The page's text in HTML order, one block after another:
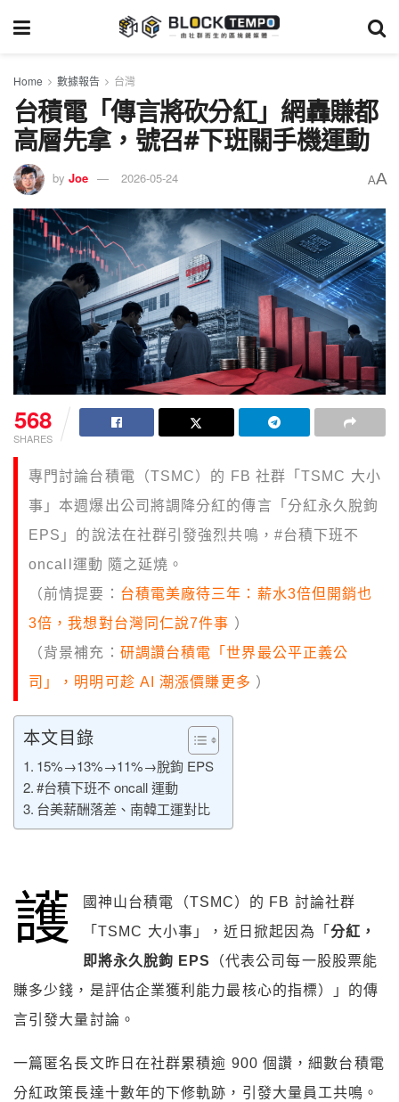
Home 數據報告 台灣
台積電「傳言將砍分紅」網轟賺都
高層先拿，號召#下班關手機運動
by Joe 2026-05-24 AA
568
SHARES
專門討論台積電（TSMC）的 FB 社群「TSMC 大小
事」本週爆出公司將調降分紅的傳言「分紅永久脫鉤
EPS」的說法在社群引發強烈共鳴，#台積下班不
oncall運動 隨之延燒。
（前情提要： 台積電美廠待三年：薪水3倍但開銷也
3倍，我想對台灣同仁說7件事 ）
（背景補充： 研調讚台積電「世界最公平正義公
司」，明明可趁 AI 潮漲價賺更多 ）
本文目錄
15%→13%→11%→脫鉤 EPS
#台積下班不 oncall 運動
台美薪酬落差、南韓工運對比
護
國神山台積電（TSMC）的 FB 討論社群
「TSMC 大小事」，近日掀起因為「 分紅，
即將永久脫鉤 EPS
（代表公司每一股股票能
賺多少錢，是評估企業獲利能力最核心的指標）」的傳
言引發大量討論。
一篇匿名長文昨日在社群累積逾 900 個讚，細數台積電
分紅政策長達十數年的下修軌跡，引發大量員工共鳴。